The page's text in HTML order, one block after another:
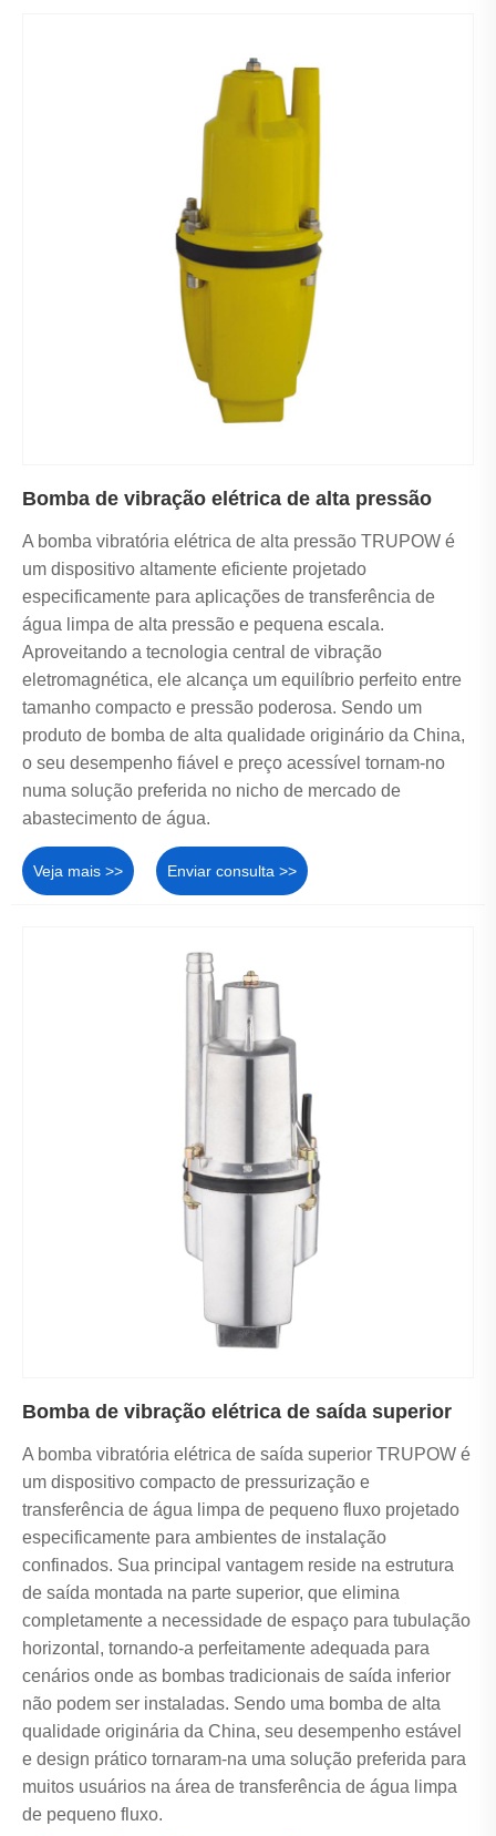
Bomba de vibração elétrica de alta pressão
A bomba vibratória elétrica de alta pressão TRUPOW é
um dispositivo altamente eficiente projetado
especificamente para aplicações de transferência de
água limpa de alta pressão e pequena escala.
Aproveitando a tecnologia central de vibração
eletromagnética, ele alcança um equilíbrio perfeito entre
tamanho compacto e pressão poderosa. Sendo um
produto de bomba de alta qualidade originário da China,
o seu desempenho fiável e preço acessível tornam-no
numa solução preferida no nicho de mercado de
abastecimento de água.
Veja mais >> Enviar consulta >>
Bomba de vibração elétrica de saída superior
A bomba vibratória elétrica de saída superior TRUPOW é
um dispositivo compacto de pressurização e
transferência de água limpa de pequeno fluxo projetado
especificamente para ambientes de instalação
confinados. Sua principal vantagem reside na estrutura
de saída montada na parte superior, que elimina
completamente a necessidade de espaço para tubulação
horizontal, tornando-a perfeitamente adequada para
cenários onde as bombas tradicionais de saída inferior
não podem ser instaladas. Sendo uma bomba de alta
qualidade originária da China, seu desempenho estável
e design prático tornaram-na uma solução preferida para
muitos usuários na área de transferência de água limpa
de pequeno fluxo.